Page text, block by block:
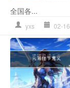
全国各...
yxs 02-16